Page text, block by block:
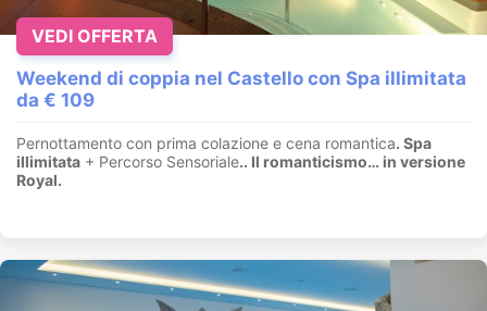
Weekend di coppia nel Castello con Spa illimitata
da € 109
Pernottamento con prima colazione e cena romantica. Spa
illimitata + Percorso Sensoriale.. Il romanticismo… in versione
Royal.
VEDI OFFERTA